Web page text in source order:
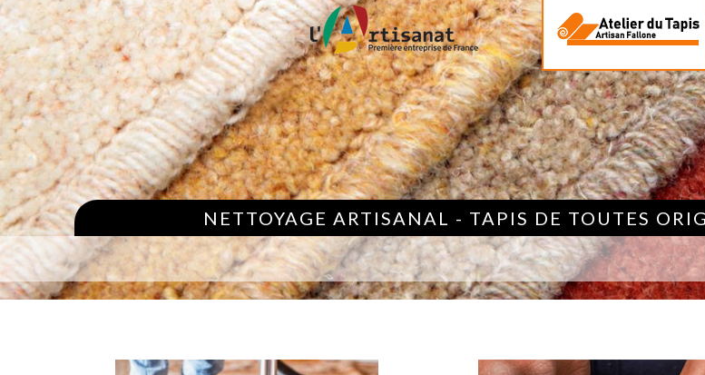
NETTOYAGE ARTISANAL - TAPIS DE TOUTES